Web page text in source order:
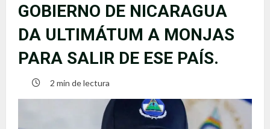
GOBIERNO DE NICARAGUA
DA ULTIMÁTUM A MONJAS
PARA SALIR DE ESE PAÍS.
2 min de lectura